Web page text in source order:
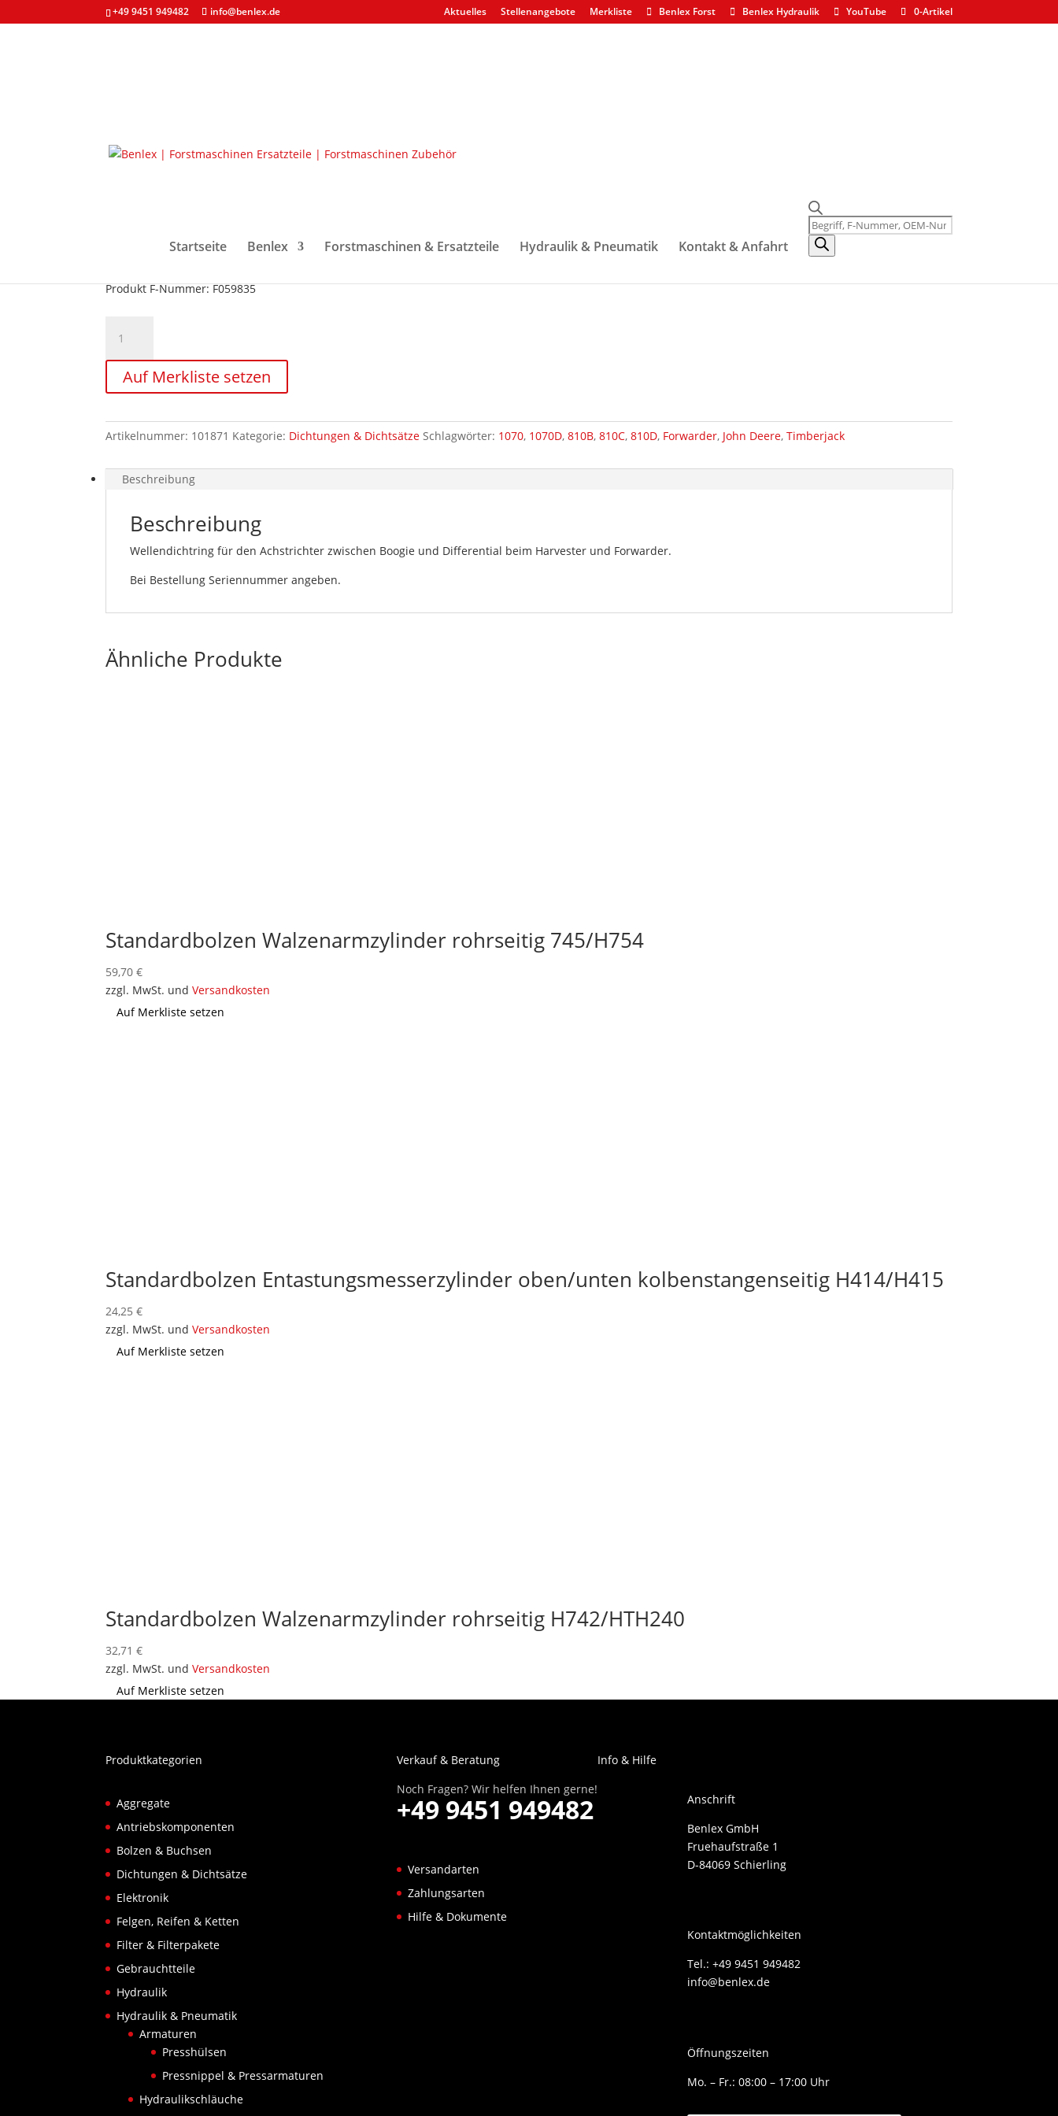
+49 9451 949482 info@benlex.de Aktuelles Stellenangebote Merkliste Benlex Forst Benlex Hydraulik YouTube 0-Artikel
Startseite Benlex Forstmaschinen & Ersatzteile Hydraulik & Pneumatik Kontakt & Anfahrt
Products
search
Start
Wellendichtring für Achstrichter.
Produkt F-Nummer: F059835
F059835
Menge
Auf Merkliste setzen
Artikelnummer: 101871 Kategorie: Dichtungen & Dichtsätze Schlagwörter: 1070, 1070D,810B,810C,810D, Forwarder, John Deere,Timberjack
Beschreibung
Beschreibung
Wellendichtring für den Achstrichter zwischen Boogie und Differential beim Harvester und Forwarder.
Bei Bestellung Seriennummer angeben.
Ähnliche Produkte
Standardbolzen Walzenarmzylinder rohrseitig 745/H754
59,70€
zzgl. MwSt. undVersandkosten
Auf Merkliste setzen
Standardbolzen Entastungsmesserzylinder oben/unten kolbenstangenseitig H414/H415
24,25€
zzgl. MwSt. undVersandkosten
Auf Merkliste setzen
Standardbolzen Walzenarmzylinder rohrseitig H742/HTH240
32,71€
zzgl. MwSt. undVersandkosten
Auf Merkliste setzen
Produktkategorien
Aggregate
Antriebskomponenten
Bolzen & Buchsen
Dichtungen & Dichtsätze
Elektronik
Felgen, Reifen & Ketten
Filter & Filterpakete
Gebrauchtteile
Hydraulik
Hydraulik & Pneumatik
Armaturen
Presshülsen
Pressnippel & Pressarmaturen
Hydraulikschläuche
Verkauf & Beratung
Noch Fragen? Wir helfen Ihnen gerne!
+49 9451 949482
Info & Hilfe
Versandarten
Zahlungsarten
Hilfe & Dokumente
Anschrift
Benlex GmbH
Fruehaufstraße 1
D-84069 Schierling
Kontaktmöglichkeiten
Tel.: +49 9451 949482
info@benlex.de
Öffnungszeiten
Mo. – Fr.: 08:00 – 17:00 Uhr